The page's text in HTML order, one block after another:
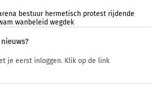
bestuur hermetisch protest rijdende
wanbeleid wegdek
je eerst inloggen. Klik op de link